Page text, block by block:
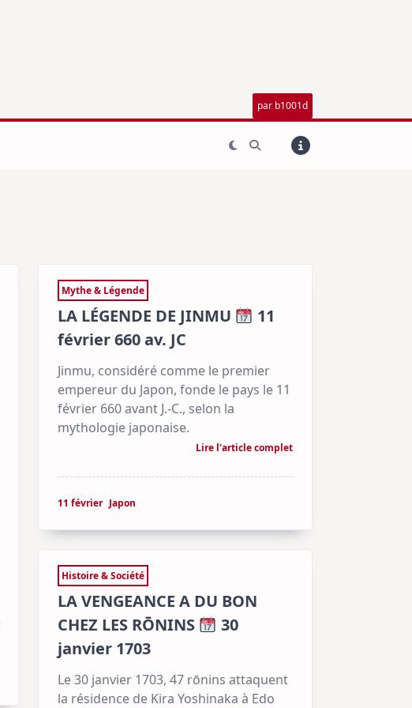
par b1001d
Mythe & Légende
LA LÉGENDE DE JINMU
11
février 660 av. JC
Jinmu, considéré comme le premier
empereur du Japon, fonde le pays le 11
février 660 avant J.-C., selon la
mythologie japonaise.
Lire l'article complet
11 février Japon
Histoire & Société
LA VENGEANCE A DU BON
CHEZ LES RŌNINS
30
janvier 1703
Le 30 janvier 1703, 47 rōnins attaquent
la résidence de Kira Yoshinaka à Edo